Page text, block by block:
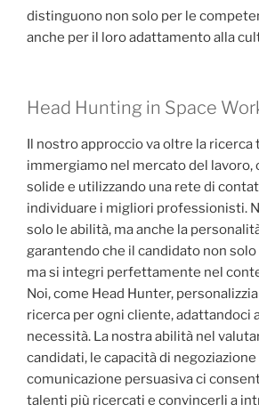
distinguono non solo per le
anche per il loro adattamento alla
Head Hunting in Space
Il nostro approccio va oltre la ricerca
immergiamo nel mercato del lavoro,
solide e utilizzando una rete di
individuare i migliori professionisti.
solo le abilità, ma anche la
garantendo che il candidato non
ma si integri perfettamente nel
Noi, come Head Hunter,
ricerca per ogni cliente, adattandoci
necessità. La nostra abilità nel
candidati, le capacità di negoziazione
comunicazione persuasiva ci
talenti più ricercati e convincerli a